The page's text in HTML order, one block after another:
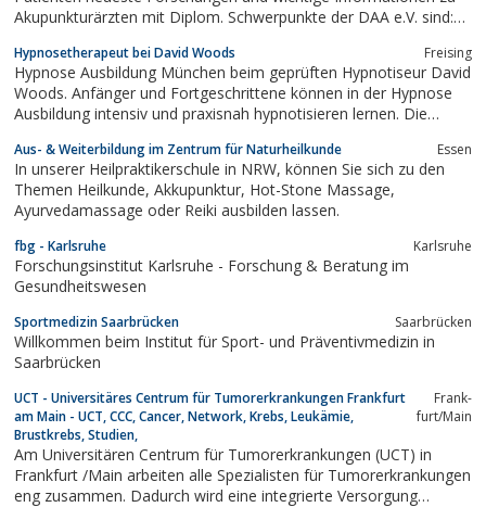
Akupunkturärzten mit Diplom. Schwerpunkte der DAA e.V. sind:
Störherdtherapie und Aurikulomedizin.
Hypnosetherapeut bei David Woods Freising
Hypnose Ausbildung München beim geprüften Hypnotiseur David
Woods. Anfänger und Fortgeschrittene können in der Hypnose
Ausbildung intensiv und praxisnah hypnotisieren lernen. Die
verbessert sein Lebensgefühl. Blitzhypnose und Selbsthypnose
gehören ebenso zur...
Aus- & Weiterbildung im Zentrum für Naturheilkunde Essen
In unserer Heilpraktikerschule in NRW, können Sie sich zu den
Themen Heilkunde, Akkupunktur, Hot-Stone Massage,
Ayurvedamassage oder Reiki ausbilden lassen.
fbg - Karlsruhe Karlsruhe
Forschungsinstitut Karlsruhe - Forschung & Beratung im
Gesundheitswesen
Sportmedizin Saarbrücken Saarbrücken
Willkommen beim Institut für Sport- und Präventivmedizin in
Saarbrücken
UCT - Universitäres Centrum für Tumorerkrankungen Frankfurt
am Main - UCT, CCC, Cancer, Network, Krebs, Leukämie,
Brustkrebs, Studien,
Frank­
furt/Main
Am Universitären Centrum für Tumorerkrankungen (UCT) in
Frankfurt /Main arbeiten alle Spezialisten für Tumorerkrankungen
eng zusammen. Dadurch wird eine integrierte Versorgung